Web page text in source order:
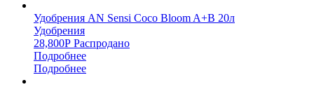
Удобрения AN Sensi Coco Bloom A+B 20л
Удобрения
28,800Р Распродано
Подробнее
Подробнее